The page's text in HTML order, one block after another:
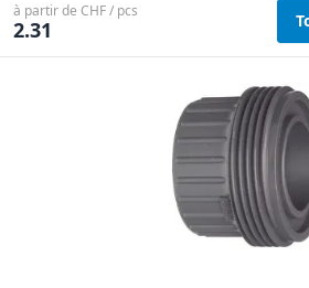
à partir de CHF / pcs
2.31